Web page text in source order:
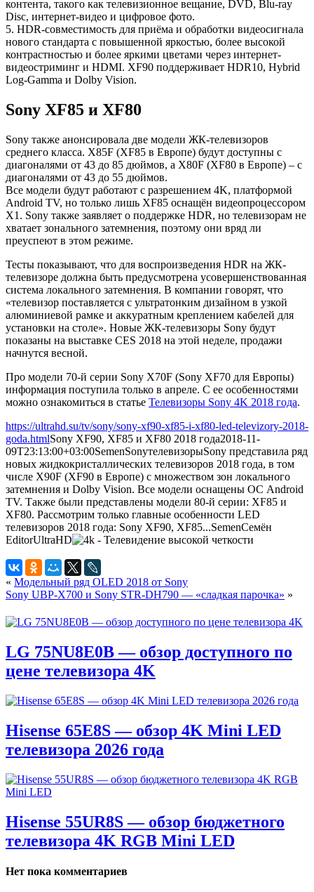
контента, такого как телевизионное вещание, DVD, Blu-ray
Disc, интернет-видео и цифровое фото.
5. HDR-совместимость для приёма и обработки видеосигнала
нового стандарта с повышенной яркостью, более высокой
контрастностью и более яркими цветами через интернет-
видеостриминг и HDMI. XF90 поддерживает HDR10, Hybrid
Log-Gamma и Dolby Vision.
Sony XF85 и XF80
Sony также анонсировала две модели ЖК-телевизоров
среднего класса. X85F (XF85 в Европе) будут доступны с
диагоналями от 43 до 85 дюймов, а X80F (XF80 в Европе) – с
диагоналями от 43 до 55 дюймов.
Все модели будут работают с разрешением 4K, платформой
Android TV, но только лишь XF85 оснащён видеопроцессором
X1. Sony также заявляет о поддержке HDR, но телевизорам не
хватает зонального затемнения, поэтому они вряд ли
преуспеют в этом режиме.
Тесты показывают, что для воспроизведения HDR на ЖК-
телевизоре должна быть предусмотрена усовершенствованная
система локального затемнения. В компании говорят, что
«телевизор поставляется с ультратонким дизайном в узкой
алюминиевой рамке и аккуратным креплением кабелей для
установки на столе». Новые ЖК-телевизоры Sony будут
показаны на выставке CES 2018 на этой неделе, продажи
начнутся весной.
Про модели 70-й серии Sony X70F (Sony XF70 для Европы)
информация поступила только в апреле. С ее особенностями
можно ознакомиться в статье Телевизоры Sony 4K 2018 года.
https://ultrahd.su/tv/sony/sony-xf90-xf85-i-xf80-led-televizory-2018-
goda.htmlSony XF90, XF85 и XF80 2018 года2018-11-
09T23:13:00+03:00SemenSonyтелевизорыSony представила ряд
новых жидкокристаллических телевизоров 2018 года, в том
числе X90F (XF90 в Европе) с множеством зон локального
затемнения и Dolby Vision. Все модели оснащены ОС Android
TV. Также были представлены модели 80-й серии: XF85 и
XF80. Рассмотрим только главные особенности LED
телевизоров 2018 года: Sony XF90, XF85...SemenСемён
EditorUltraHD
« Модельный ряд OLED 2018 от Sony
Sony UBP-X700 и Sony STR-DH790 — «сладкая парочка» »
LG 75NU8E0B — обзор доступного по
цене телевизора 4K
Hisense 65E8S — обзор 4K Mini LED
телевизора 2026 года
Hisense 55UR8S — обзор бюджетного
телевизора 4K RGB Mini LED
Нет пока комментариев